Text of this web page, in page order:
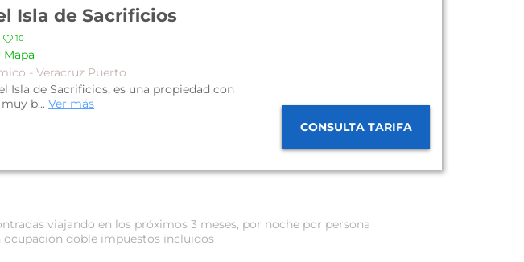
Isla de Sacrificios
10
Mapa
- Veracruz Puerto
Isla de Sacrificios, es una propiedad con
muy b...Ver más
CONSULTA TARIFA
viajando en los próximos 3 meses, por noche por persona
ocupación doble impuestos incluidos